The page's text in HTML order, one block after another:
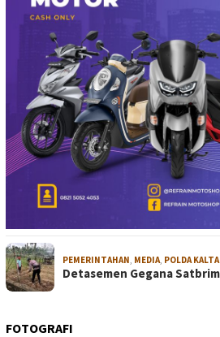
PEMERINTAHAN MEDIA POLDA
Detasemen Gegana
FOTOGRAFI